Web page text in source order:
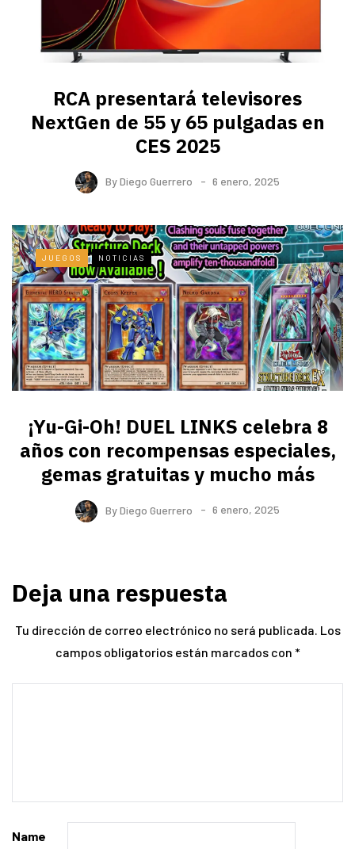
RCA presentará televisores
NextGen de 55 y 65 pulgadas en
CES 2025
ByDiego Guerrero 6 enero, 2025
JUEGOS NOTICIAS
¡Yu-Gi-Oh! DUEL LINKS celebra 8
años con recompensas especiales,
gemas gratuitas y mucho más
ByDiego Guerrero 6 enero, 2025
Deja una respuesta
Tu dirección de correo electrónico no será publicada. Los
campos obligatorios están marcados con *
Name